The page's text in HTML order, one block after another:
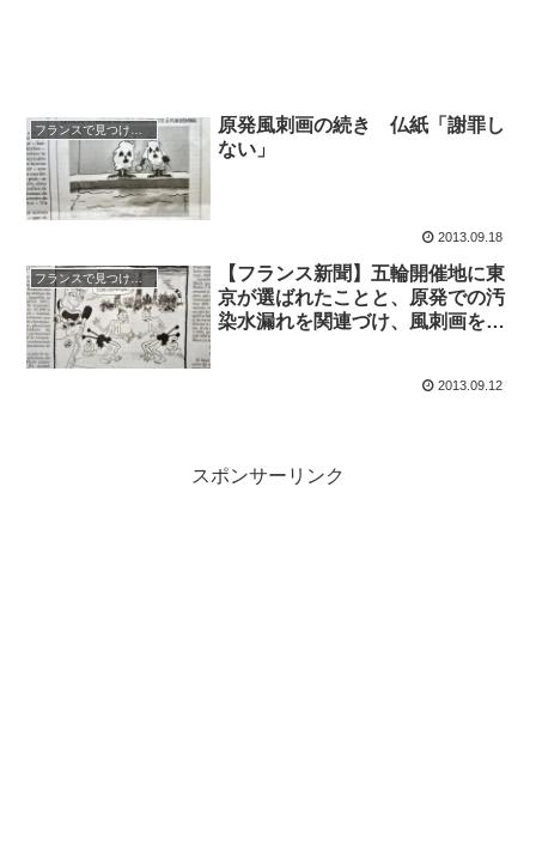
フランスで見つけた日本
原発風刺画の続き 仏紙「謝罪し
ない」
2013.09.18
フランスで見つけた日本
【フランス新聞】五輪開催地に東
京が選ばれたことと、原発での汚
染水漏れを関連づけ、風刺画を掲
2013.09.12
スポンサーリンク